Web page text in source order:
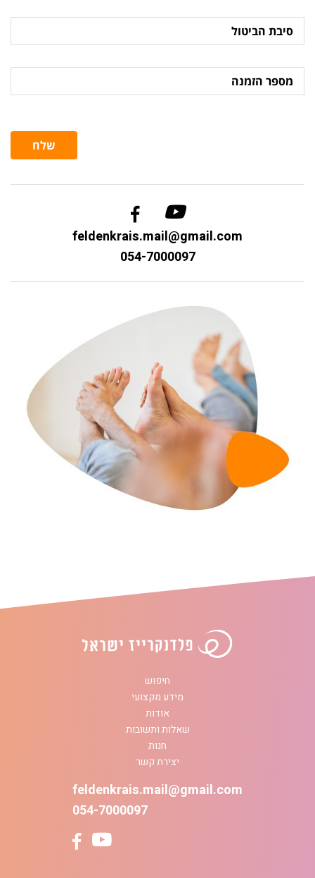
סיבת
הביטול
מספר
הזמנה
שלח
feldenkrais.mail@gmail.com
054-7000097
חיפוש
מידע מקצועי
אודות
שאלות ותשובות
חנות
יצירת קשר
feldenkrais.mail@gmail.com
054-7000097